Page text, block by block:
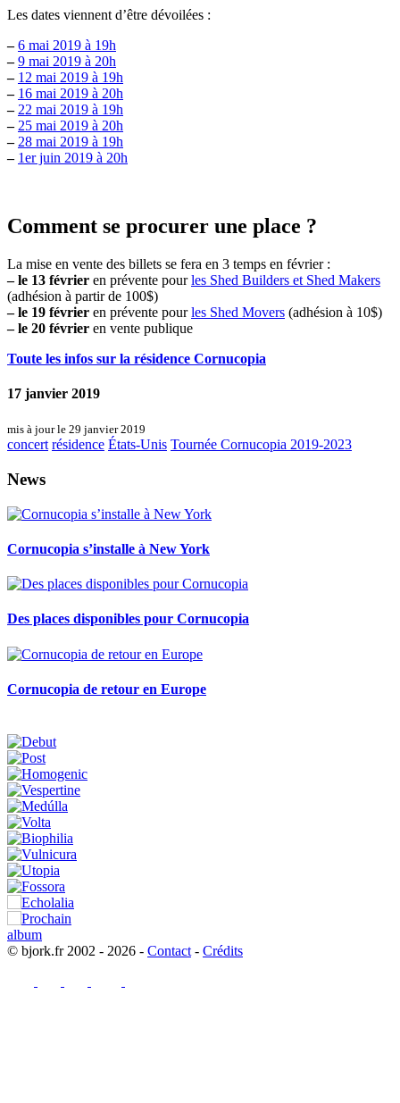
Les dates viennent d’être dévoilées :
– 6 mai 2019 à 19h
– 9 mai 2019 à 20h
– 12 mai 2019 à 19h
– 16 mai 2019 à 20h
– 22 mai 2019 à 19h
– 25 mai 2019 à 20h
– 28 mai 2019 à 19h
– 1er juin 2019 à 20h
Comment se procurer une place ?
La mise en vente des billets se fera en 3 temps en février :
– le 13 février en prévente pourles Shed Builders et Shed Makers
(adhésion à partir de 100$)
– le 19 février en prévente pourles Shed Movers (adhésion à 10$)
– le 20 février en vente publique
Toute les infos sur la résidence Cornucopia
17 janvier 2019
mis à jour le 29 janvier 2019
concert résidence États-Unis Tournée Cornucopia 2019-2023
News
Cornucopia s’installe à New York
Des places disponibles pour Cornucopia
Cornucopia de retour en Europe
© bjork.fr 2002 - 2026 - Contact - Crédits